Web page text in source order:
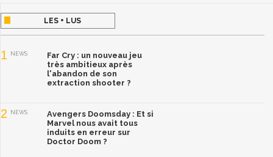
LES + LUS
1 NEWS
Far Cry : un nouveau jeu
très ambitieux après
l'abandon de son
extraction shooter ?
2 NEWS
Avengers Doomsday : Et si
Marvel nous avait tous
induits en erreur sur
Doctor Doom ?